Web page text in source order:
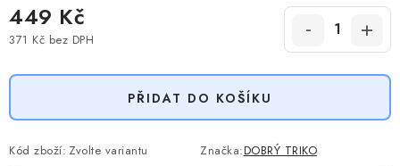
449 Kč
371 Kč bez DPH
PŘIDAT DO KOŠÍKU
Kód zboží: Zvolte variantu Značka:DOBRÝ TRIKO